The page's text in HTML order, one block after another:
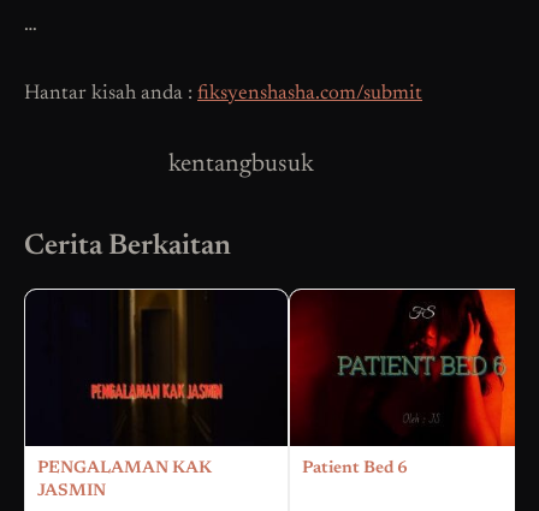
…
Hantar kisah anda : fiksyenshasha.com/submit
kentangbusuk
Cerita Berkaitan
PENGALAMAN KAK
JASMIN
Patient Bed 6